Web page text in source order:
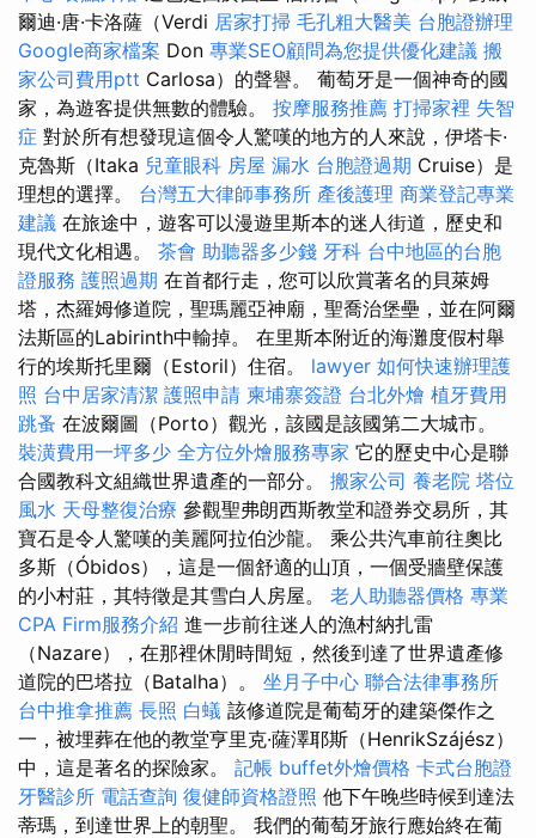
爾迪·唐·卡洛薩（Verdi 居家打掃 毛孔粗大醫美 台胞證辦理
Google商家檔案 Don 專業SEO顧問為您提供優化建議 搬
家公司費用ptt Carlosa）的聲譽。 葡萄牙是一個神奇的國
家，為遊客提供無數的體驗。 按摩服務推薦 打掃家裡 失智
症 對於所有想發現這個令人驚嘆的地方的人來說，伊塔卡·
克魯斯（Itaka 兒童眼科 房屋 漏水 台胞證過期 Cruise）是
理想的選擇。 台灣五大律師事務所 產後護理 商業登記專業
建議 在旅途中，遊客可以漫遊里斯本的迷人街道，歷史和
現代文化相遇。 茶會 助聽器多少錢 牙科 台中地區的台胞
證服務 護照過期 在首都行走，您可以欣賞著名的貝萊姆
塔，杰羅姆修道院，聖瑪麗亞神廟，聖喬治堡壘，並在阿爾
法斯區的Labirinth中輸掉。 在里斯本附近的海灘度假村舉
行的埃斯托里爾（Estoril）住宿。 lawyer 如何快速辦理護
照 台中居家清潔 護照申請 柬埔寨簽證 台北外燴 植牙費用
跳蚤 在波爾圖（Porto）觀光，該國是該國第二大城市。
裝潢費用一坪多少 全方位外燴服務專家 它的歷史中心是聯
合國教科文組織世界遺產的一部分。 搬家公司 養老院 塔位
風水 天母整復治療 參觀聖弗朗西斯教堂和證券交易所，其
寶石是令人驚嘆的美麗阿拉伯沙龍。 乘公共汽車前往奧比
多斯（Óbidos），這是一個舒適的山頂，一個受牆壁保護
的小村莊，其特徵是其雪白人房屋。 老人助聽器價格 專業
CPA Firm服務介紹 進一步前往迷人的漁村納扎雷
（Nazare），在那裡休閒時間短，然後到達了世界遺產修
道院的巴塔拉（Batalha）。 坐月子中心 聯合法律事務所
台中推拿推薦 長照 白蟻 該修道院是葡萄牙的建築傑作之
一，被埋葬在他的教堂亨里克·薩澤耶斯（HenrikSzájész）
中，這是著名的探險家。 記帳 buffet外燴價格 卡式台胞證
牙醫診所 電話查詢 復健師資格證照 他下午晚些時候到達法
蒂瑪，到達世界上的朝聖。 我們的葡萄牙旅行應始終在葡